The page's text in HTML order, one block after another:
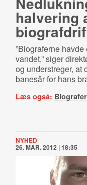
halvering
”Biograferne
vandet,” siger
og understreger, at
banesår for hans
Læs også:
NYHED
26. MAR. 2012 | 18:35